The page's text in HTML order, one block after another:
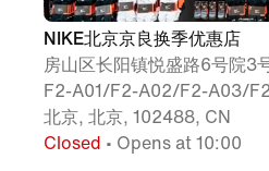
NIKE北京京良换季优惠店
房山区长阳镇悦盛路6号院3
F2-A01/F2-A02/F2-A03/
北京, 北京, 102488, CN
Closed • Opens at 10:00